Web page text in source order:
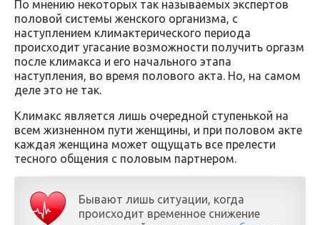
По мнению некоторых так называемых экспертов
половой системы женского организма, с
наступлением климактерического периода
происходит угасание возможности получить оргазм
после климакса и его начального этапа
наступления, во время полового акта. Но, на самом
деле это не так.
Климакс является лишь очередной ступенькой на
всем жизненном пути женщины, и при половом акте
каждая женщина может ощущать все прелести
тесного общения с половым партнером.
Бывают лишь ситуации, когда
происходит временное снижение